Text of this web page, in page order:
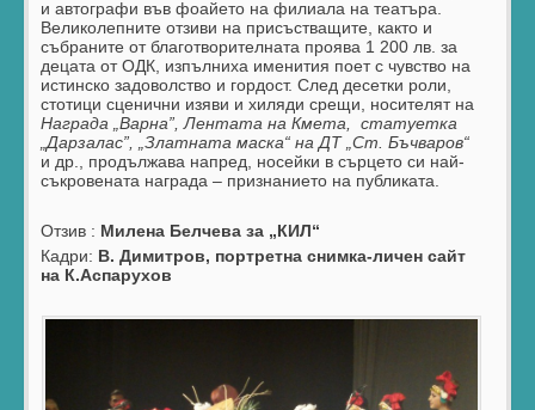
и автографи във фоайето на филиала на театъра.
Великолепните отзиви на присъстващите, както и
събраните от благотворителната проява 1 200 лв. за
децата от ОДК, изпълниха именития поет с чувство на
истинско задоволство и гордост. След десетки роли,
стотици сценични изяви и хиляди срещи, носителят на
Награда „Варна”, Лентата на Кмета, статуетка
„Дарзалас”, „Златната маска“ на ДТ „Ст. Бъчваров“
и др., продължава напред, носейки в сърцето си най-
съкровената награда – признанието на публиката.
Отзив : Милена Белчева за „КИЛ“
Кадри: В. Димитров, портретна снимка-личен сайт
на К.Аспарухов